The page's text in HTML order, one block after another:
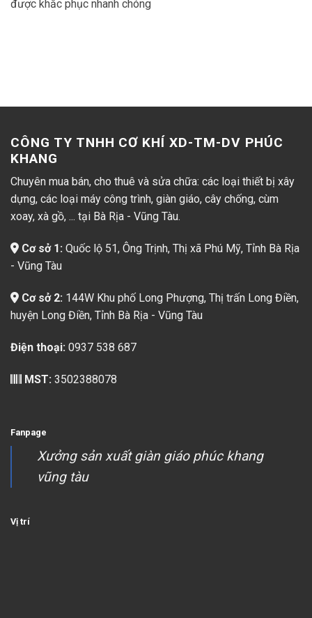
được khắc phục nhanh chóng
CÔNG TY TNHH CƠ KHÍ XD-TM-DV PHÚC
KHANG
Chuyên mua bán, cho thuê và sửa chữa: các loại thiết bị xây
dựng, các loại máy công trình, giàn giáo, cây chống, cùm
xoay, xà gồ, ... tại Bà Rịa - Vũng Tàu.
Cơ sở 1: Quốc lộ 51, Ông Trịnh, Thị xã Phú Mỹ, Tỉnh Bà Rịa
- Vũng Tàu
Cơ sở 2: 144W Khu phố Long Phượng, Thị trấn Long Điền,
huyện Long Điền, Tỉnh Bà Rịa - Vũng Tàu
Điện thoại: 0937 538 687
MST: 3502388078
Fanpage
Xưởng sản xuất giàn giáo phúc khang
vũng tàu
Vị trí